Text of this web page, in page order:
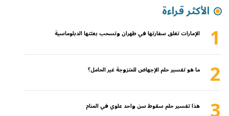
الأكثر قراءة
1 الإمارات تغلق سفارتها في طهران وتسحب بعثتها الدبلوماسية
2 ما هو تفسير حلم الإجهاض للمتزوجة غير الحامل؟
هذا تفسير حلم سقوط سن واحد علوي في المنام